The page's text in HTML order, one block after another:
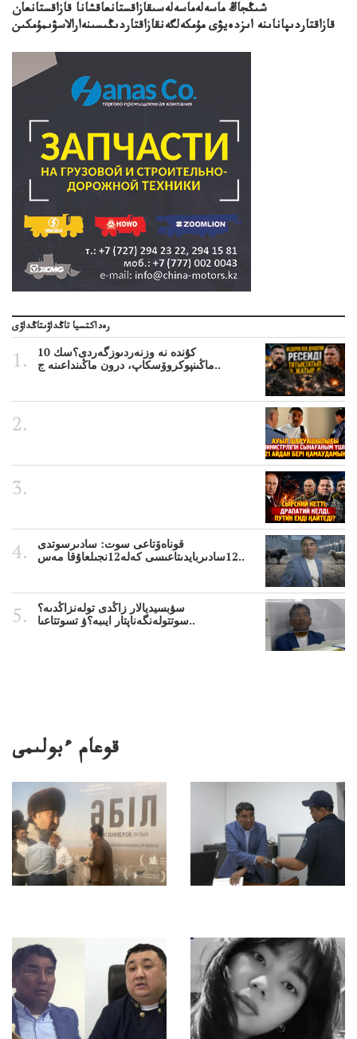
شىڭجاڭ ماسەلەماسەلەسىقازاقستانعاقشانا قازاقستانعان
قازاقتاردىپاناىنە اىزدەيۋى مۇمكەلگەنقازاقتاردىڭىسىنەارالاسۋىمۇمكىن
رەداكتسيا تاڭداۋىتاڭداۋى
10 كۇندە نە وزنەردىوزگەردى؟سك
ماڭىنپوكروۆسكاپ، درون ماڭىنداعىنە ج..
قوناەۆتاعى سوت: سادىرسوتدى
12سادىربايدىتاعىسى كەلە12نجىلعاۇقا مەس..
سۋبسيديالار زاڭدى تولەنزاڭدىە؟
سوتتولەنگەناپتار ايىبە؟ۋ تسوتتاعىا..
قوعام ءبولىمى